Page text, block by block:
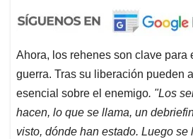
Ahora, los rehenes son clave para
guerra. Tras su liberación pueden
esencial sobre el enemigo. "Los
hacen, lo que se llama, un
visto, dónde han estado. Luego se